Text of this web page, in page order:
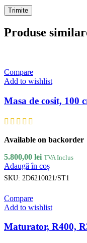
Produse
Compare
Add to wishlist
Masa de cosit, 100
Available on backorder
5.800,00 lei TVA Inclus
Adaugă în coș
SKU: 2D6210021/ST1
Compare
Add to wishlist
Maturator, R400,